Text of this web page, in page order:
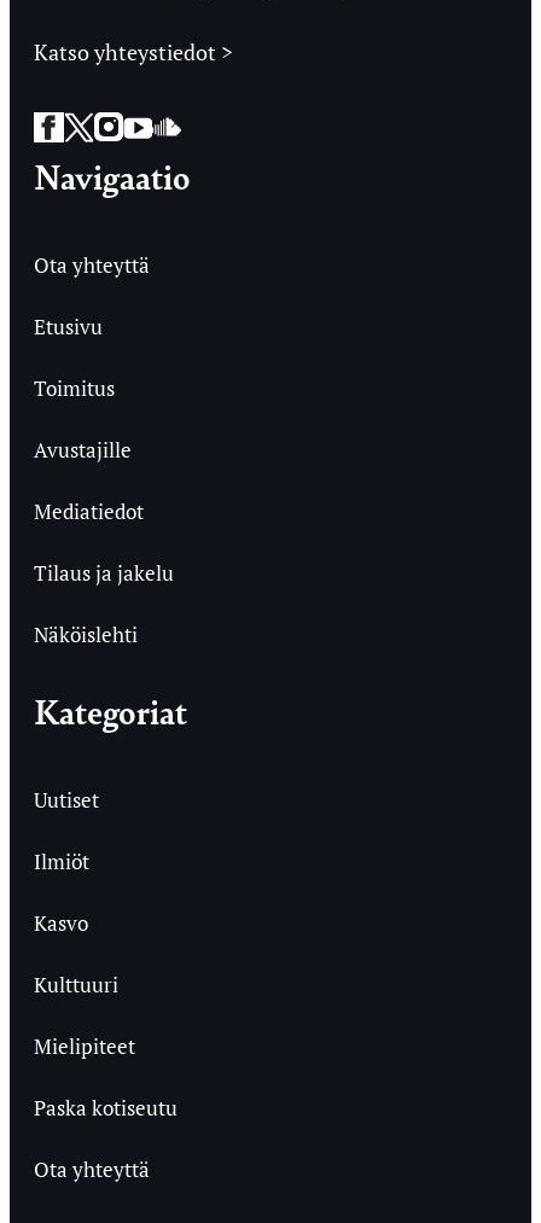
Katso yhteystiedot >
Facebook
Twitter
Instagram
YouTube
SoundCloud
Navigaatio
Ota yhteyttä
Etusivu
Toimitus
Avustajille
Mediatiedot
Tilaus ja jakelu
Näköislehti
Kategoriat
Uutiset
Ilmiöt
Kasvo
Kulttuuri
Mielipiteet
Paska kotiseutu
Ota yhteyttä